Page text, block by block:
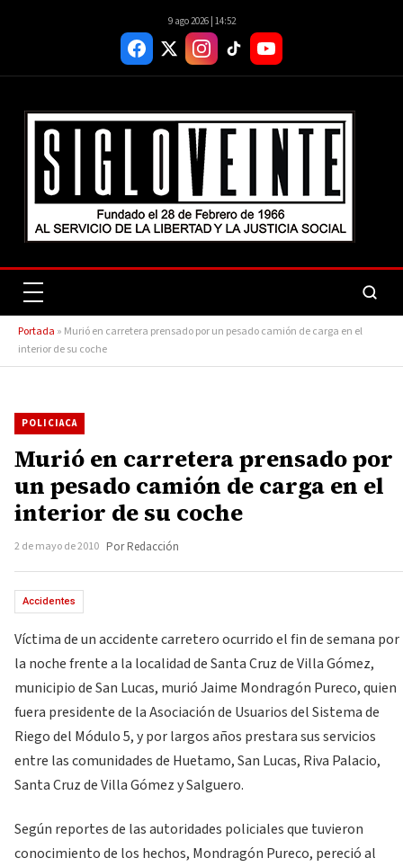
9 ago 2026 | 14:52
Portada » Murió en carretera prensado por un pesado camión de carga en el
interior de su coche
POLICIACA
Murió en carretera prensado por
un pesado camión de carga en el
interior de su coche
2 de mayo de 2010 Por Redacción
Accidentes
Víctima de un accidente carretero ocurrido el fin de semana por
la noche frente a la localidad de Santa Cruz de Villa Gómez,
municipio de San Lucas, murió Jaime Mondragón Pureco, quien
fuera presidente de la Asociación de Usuarios del Sistema de
Riego del Módulo 5, y por largos años prestara sus servicios
entre las comunidades de Huetamo, San Lucas, Riva Palacio,
Santa Cruz de Villa Gómez y Salguero.
Según reportes de las autoridades policiales que tuvieron
conocimiento de los hechos, Mondragón Pureco, pereció al